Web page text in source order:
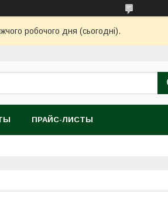
робочого дня (сьогодні).
ПРАЙС-ЛИСТЫ